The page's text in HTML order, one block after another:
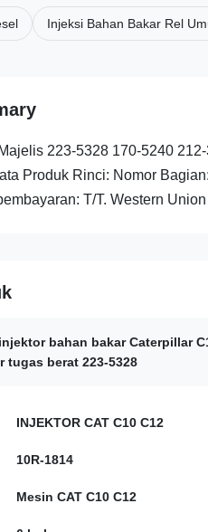
Injeksi Bahan Bakar Rel
223-5328 170-5240
Produk Rinci: Nomor
T/T. Western
bahan bakar Caterpillar
tugas berat 223-5328
INJEKTOR CAT C10 C12
10R-1814
Mesin CAT C10 C12